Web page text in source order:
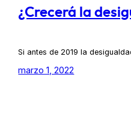
¿Crecerá la
Si antes de 2019 la
marzo 1, 2022